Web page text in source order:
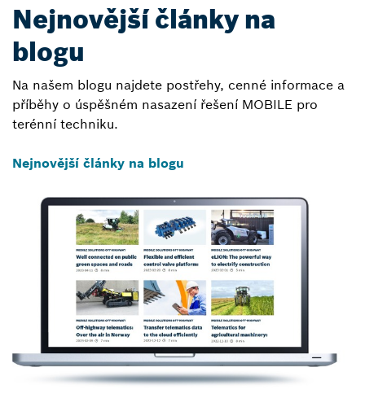
Nejnovější články na
blogu
Na našem blogu najdete postřehy, cenné informace a
příběhy o úspěšném nasazení řešení MOBILE pro
terénní techniku.
Nejnovější články na blogu